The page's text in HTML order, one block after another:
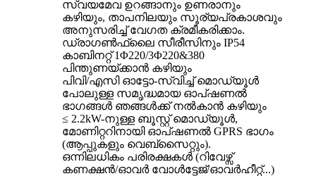
സ്വയമേവ ഉറങ്ങാനും ഉണരാനും
കഴിയും, താപനിലയും സൂര്യപ്രകാശവും
അനുസരിച്ച് വേഗത ക്രമീകരിക്കാം.
ഡ്രാഗൺഫ്ലൈ സീരീസിനും IP54
കാബിനറ്റ് 1Φ220/3Φ220&380
പിന്തുണയ്ക്കാൻ കഴിയും
പിവി/എസി ഓട്ടോ-സ്വിച്ച് മൊഡ്യൂൾ
പോലുള്ള സമൃദ്ധമായ ഓപ്ഷണൽ
ഭാഗങ്ങൾ ഞങ്ങൾക്ക് നൽകാൻ കഴിയും
≤ 2.2kW-നുള്ള ബൂസ്റ്റ് മൊഡ്യൂൾ,
മോണിറ്ററിനായി ഓപ്‌ഷണൽ GPRS ഭാഗം
(ആപ്പുകളും വെബ്‌സൈറ്റും).
ഒന്നിലധികം പരിരക്ഷകൾ (റിവേഴ്സ്
കണക്ഷൻ/ഓവർ വോൾട്ടേജ്/ഓവർഹീറ്റ്...)